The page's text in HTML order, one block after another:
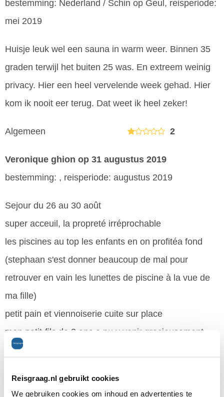
Reisgraag.nl gebruikt cookies
We gebruiken cookies om inhoud en advertenties te
bestemming: Nederland / Schin op Geul, reisperiode:
mei 2019
Huisje leuk wel een sauna in warm weer. Binnen 35
graden terwijl het buiten 25 was. En extreem weinig
privacy. Hier een heel vervelende week gehad. Hier
kom ik nooit eer terug. Dat weet ik heel zeker!
Algemeen 2
Veronique ghion op 31 augustus 2019
bestemming: , reisperiode: augustus 2019
Sejour du 26 au 30 août
super acceuil, la propreté irréprochable
les piscines au top les enfants en on profitéa fond
(stephaan s'est donner beaucoup de mal pour
retrouver en vain les lunettes de piscine à la vue de
ma fille)
petit pain et viennoiserie cuite sur place
mon petit-fils de 3 ans a pu y venir gracieusement
fanchement suis sure d'y retourner pour voir le